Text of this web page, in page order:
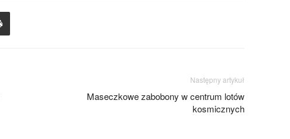
Następny artykuł
Maseczkowe zabobony w centrum lotów
kosmicznych